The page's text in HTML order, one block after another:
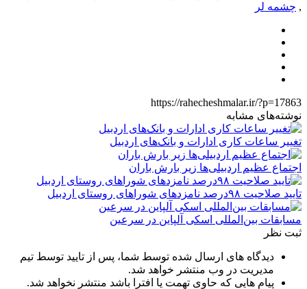
, چشمه لر
https://rahecheshmalar.ir/?p=17863
نوشته‌های مشابه
تغییر ساعات کاری ادارات و بانک‌های اردبیل
اجتماع عظیم اردبیلی‌ها زیر بارش باران
تایید صلاحیت ۹۸درصد نامزدهای شوراهای روستای اردبیل
مسابقات بین‌المللی اسکی آلپاین در سرعین
ثبت نظر
دیدگاه های ارسال شده توسط شما، پس از تایید توسط تیم
مدیریت در وب منتشر خواهد شد.
پیام هایی که حاوی تهمت یا افترا باشد منتشر نخواهد شد.